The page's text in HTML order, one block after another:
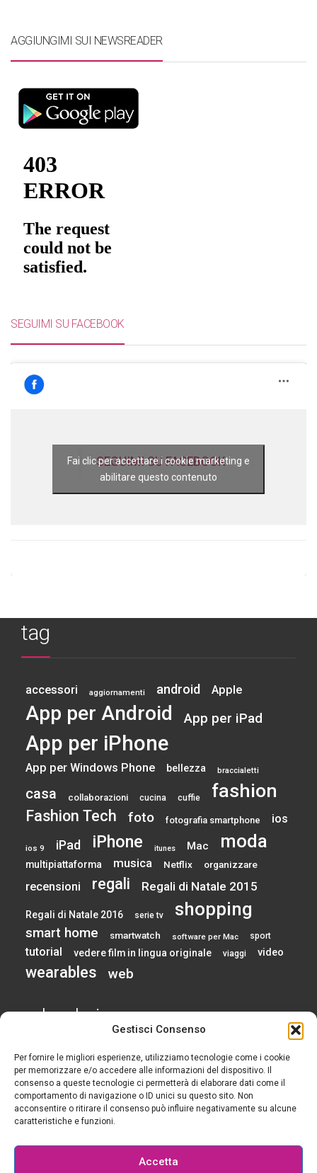
Gestisci Consenso
Per fornire le migliori esperienze, utilizziamo tecnologie come i cookie
per memorizzare e/o accedere alle informazioni del dispositivo. Il
consenso a queste tecnologie ci permetterà di elaborare dati come il
comportamento di navigazione o ID unici su questo sito. Non
acconsentire o ritirare il consenso può influire negativamente su alcune
caratteristiche e funzioni.
Accetta
AGGIUNGIMI SUI NEWSREADER
SEGUIMI SU FACEBOOK
SEGUIMI SU FACEBOOK
Fai clic per accettare i cookie marketing e
abilitare questo contenuto
tag
accessori aggiornamenti android Apple
App per Android App per iPad
App per iPhone
App per Windows Phone bellezza braccialetti
casa collaborazioni cucina cuffie fashion
Fashion Tech foto fotografia smartphone ios
ios 9 iPad iPhone itunes Mac moda
multipiattaforma musica Netflix organizzare
recensioni regali Regali di Natale 2015
Regali di Natale 2016 serie tv shopping
smart home smartwatch software per Mac sport
tutorial vedere film in lingua originale viaggi video
wearables web
calendario
AGOSTO 2026
L M M G V S
1
2
10
11 12 13 14 15
16
20